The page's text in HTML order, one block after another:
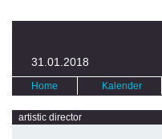
31.01.2018
Home Kalender
artistic director